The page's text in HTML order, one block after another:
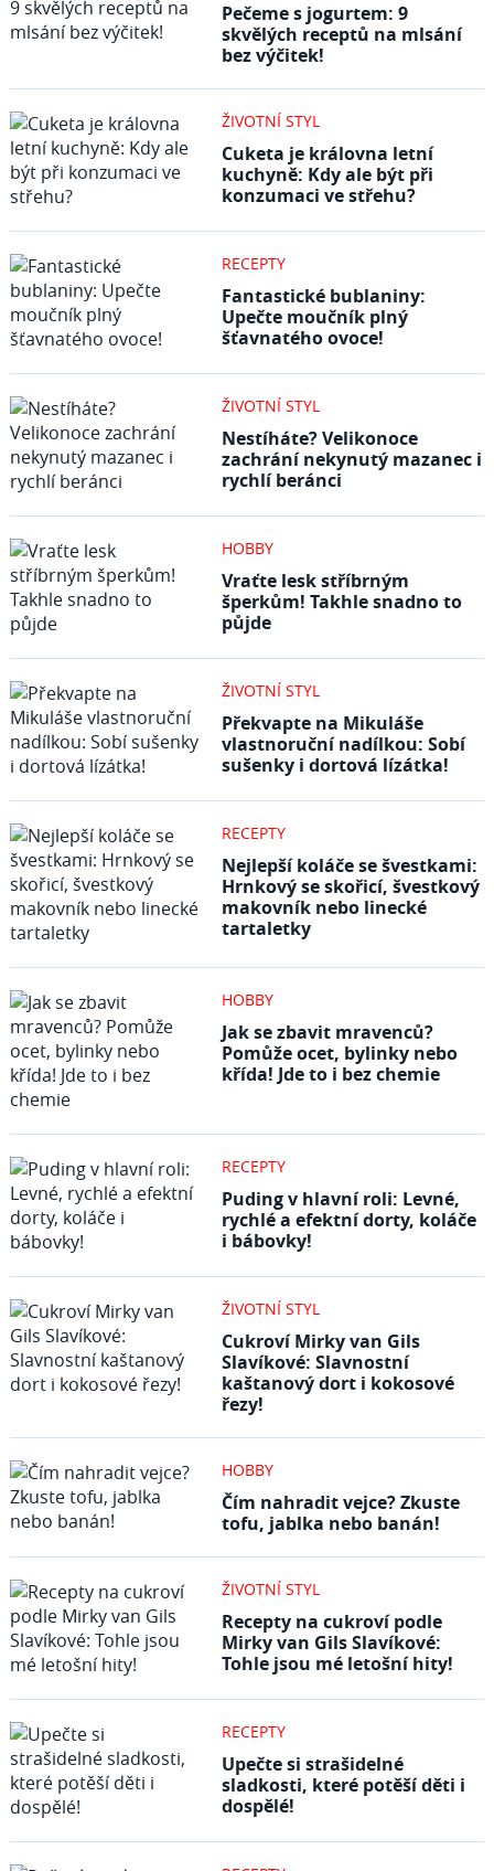
Pečeme s jogurtem: 9
skvělých receptů na mlsání
bez výčitek!
ŽIVOTNÍ STYL
Cuketa je královna letní
kuchyně: Kdy ale být při
konzumaci ve střehu?
RECEPTY
Fantastické bublaniny:
Upečte moučník plný
šťavnatého ovoce!
ŽIVOTNÍ STYL
Nestíháte? Velikonoce
zachrání nekynutý mazanec i
rychlí beránci
HOBBY
Vraťte lesk stříbrným
šperkům! Takhle snadno to
půjde
ŽIVOTNÍ STYL
Překvapte na Mikuláše
vlastnoruční nadílkou: Sobí
sušenky i dortová lízátka!
RECEPTY
Nejlepší koláče se švestkami:
Hrnkový se skořicí, švestkový
makovník nebo linecké
tartaletky
HOBBY
Jak se zbavit mravenců?
Pomůže ocet, bylinky nebo
křída! Jde to i bez chemie
RECEPTY
Puding v hlavní roli: Levné,
rychlé a efektní dorty, koláče
i bábovky!
ŽIVOTNÍ STYL
Cukroví Mirky van Gils
Slavíkové: Slavnostní
kaštanový dort i kokosové
řezy!
HOBBY
Čím nahradit vejce? Zkuste
tofu, jablka nebo banán!
ŽIVOTNÍ STYL
Recepty na cukroví podle
Mirky van Gils Slavíkové:
Tohle jsou mé letošní hity!
RECEPTY
Upečte si strašidelné
sladkosti, které potěší děti i
dospělé!